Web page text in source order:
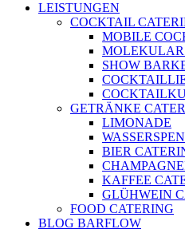
LEISTUNGEN
COCKTAIL
MOBILE
SHOW
GETRÄNKE
LIMONADE
BIER
KAFFEE
GLÜHWEIN
FOOD CATERING
BLOG BARFLOW